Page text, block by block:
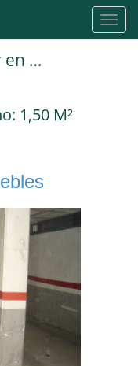
Plaza de garaje en Alquiler en Barcelona en VALLCARCA I ELS PENITENTS PADUA
1,50 M²